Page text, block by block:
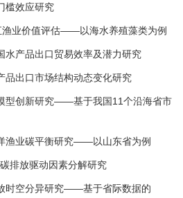
槛效应研究
渔业价值评估——以海水养殖藻类为例
水产品出口贸易效率及潜力研究
品出口市场结构动态变化研究
型创新研究——基于我国11个沿海省市
渔业碳平衡研究——以山东省为例
排放驱动因素分解研究
时空分异研究——基于省际数据的